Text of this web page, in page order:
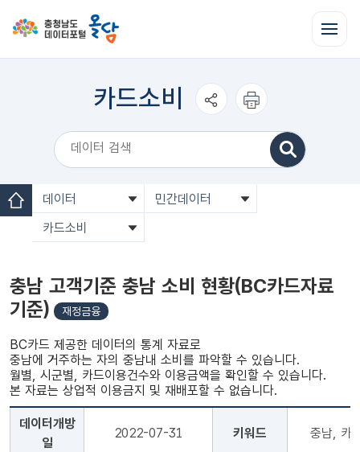
전
체
메
카드소비
기
기
데이터
민간데이터
카드소비
충남 고객기준 충남 소비 현황(BC카드자료
기준)
재정금융
BC카드 제공한 데이터의 통계 자료로
충남에 거주하는 자의 충남내 소비를 파악할 수 있습니다.
월별, 시군별, 카드이용건수와 이용금액을 확인할 수 있습니다.
본 자료는 상업적 이용금지 및 재배포할 수 없습니다.
데이터개방
일
2022-07-31 키워드 충남, 카